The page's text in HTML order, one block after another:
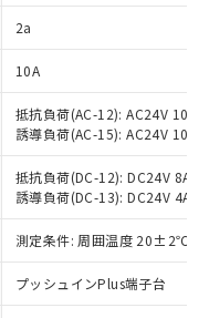
2a
10A
抵抗負荷(AC-12): AC24V 10A/
誘導負荷(AC-15): AC24V
抵抗負荷(DC-12): DC24V 8A/
誘導負荷(DC-13): DC24V 4A/
測定条件: 周囲温度 20±2℃、
プッシュインPlus端子台
、同意のうえ
（10物質）の
可能な商品で
物質）の非含
る予定のある
（10物質）の
応品を出す予